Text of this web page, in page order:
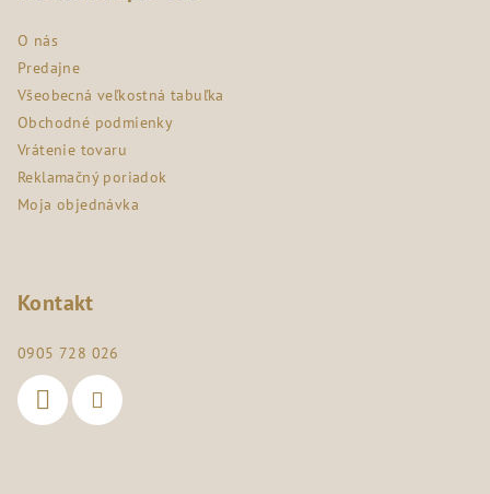
O nás
Predajne
Všeobecná veľkostná tabuľka
Obchodné podmienky
Vrátenie tovaru
Reklamačný poriadok
Moja objednávka
Kontakt
0905 728 026